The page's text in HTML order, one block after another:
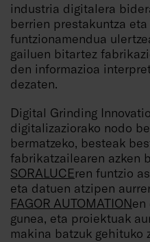
industria digitalera
berrien prestakuntza
funtzionamendua
gailuen bitartez
den informazioa
dezaten.
Digital Grinding
digitalizaziorako nodo
bermatzeko, besteak
fabrikatzailearen azken
SORALUCEren funtzio
eta datuen atzipen
FAGOR AUTOMATIONen
gunea, eta proiektuak
makina batzuk gehituko